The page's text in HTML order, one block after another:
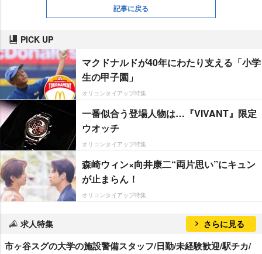
記事に戻る
PICK UP
マクドナルドが40年にわたり支える「小学
生の甲子園」
オリコンタイアップ特集
一番似合う登場人物は…『VIVANT』限定
ウオッチ
オリコンタイアップ特集
森崎ウィン×向井康二“両片思い”にキュン
が止まらん！
オリコンタイアップ特集
求人特集 さらに見る
市ヶ谷スグの大学の施設警備スタッフ/日勤/未経験歓迎/駅チカ/